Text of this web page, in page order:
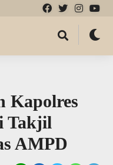
Kapolres
Takjil
AMPD